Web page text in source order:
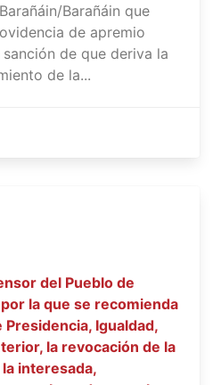
Barañáin que
de apremio
de que deriva la
de la...
del Pueblo de
la que se recomienda
Igualdad,
la revocación de la
interesada,